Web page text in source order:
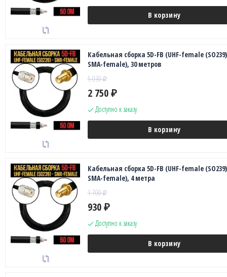
В корзину
Кабельная сборка 5D-FB (UHF-female
SMA-female), 30 метров
5 030₽
2 750 ₽
Доступно к заказу
В корзину
Кабельная сборка 5D-FB (UHF-female
SMA-female), 4 метра
1 700₽
930 ₽
Доступно к заказу
В корзину